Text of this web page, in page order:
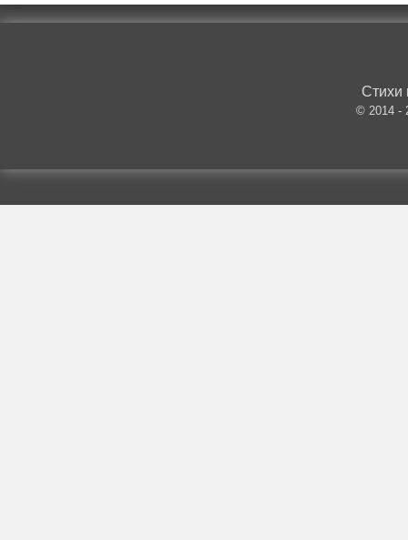
Стихи
© 2014 -